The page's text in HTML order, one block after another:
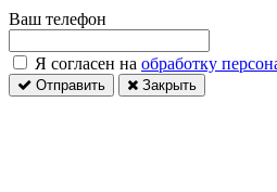
Ваш телефон
Я согласен на обработку
Отправить Закрыть